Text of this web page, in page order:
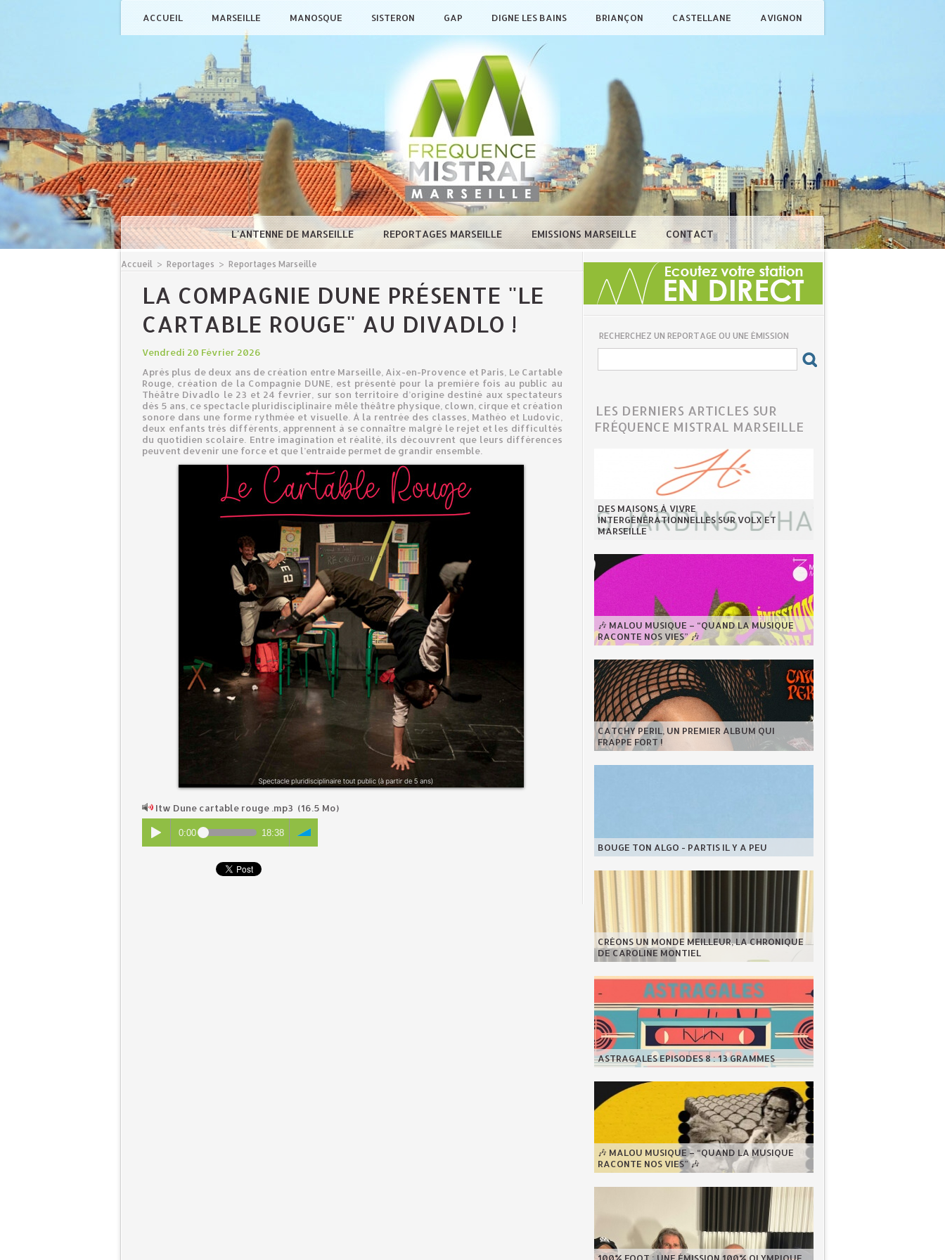
ACCUEIL MARSEILLE MANOSQUE SISTERON GAP DIGNE LES BAINS BRIANÇON CASTELLANE AVIGNON
L'ANTENNE DE MARSEILLE REPORTAGES MARSEILLE EMISSIONS MARSEILLE CONTACT
Accueil > Reportages > Reportages Marseille
LA COMPAGNIE DUNE PRÉSENTE "LE
CARTABLE ROUGE" AU DIVADLO !
Vendredi 20 Février 2026
Après plus de deux ans de création entre Marseille, Aix-en-Provence et Paris, Le Cartable
Rouge, création de la Compagnie DUNE, est présenté pour la première fois au public au
Théâtre Divadlo le 23 et 24 fevrier, sur son territoire d’origine destiné aux spectateurs
dès 5 ans, ce spectacle pluridisciplinaire mêle théâtre physique, clown, cirque et création
sonore dans une forme rythmée et visuelle. À la rentrée des classes, Mathéo et Ludovic,
deux enfants très différents, apprennent à se connaître malgré le rejet et les difficultés
du quotidien scolaire. Entre imagination et réalité, ils découvrent que leurs différences
peuvent devenir une force et que l’entraide permet de grandir ensemble.
Itw Dune cartable rouge .mp3 (16.5 Mo)
0:00 18:38
RECHERCHEZ UN REPORTAGE OU UNE ÉMISSION
LES DERNIERS ARTICLES SUR
FRÉQUENCE MISTRAL MARSEILLE
DES MAISONS À VIVRE
INTERGÉNÉRATIONNELLES SUR VOLX ET
MARSEILLE
🎶 MALOU MUSIQUE – “QUAND LA MUSIQUE
RACONTE NOS VIES” 🎶
CATCHY PERIL, UN PREMIER ALBUM QUI
FRAPPE FORT !
BOUGE TON ALGO - PARTIS IL Y A PEU
CRÉONS UN MONDE MEILLEUR, LA CHRONIQUE
DE CAROLINE MONTIEL
ASTRAGALES EPISODES 8 : 13 GRAMMES
🎶 MALOU MUSIQUE – “QUAND LA MUSIQUE
RACONTE NOS VIES” 🎶